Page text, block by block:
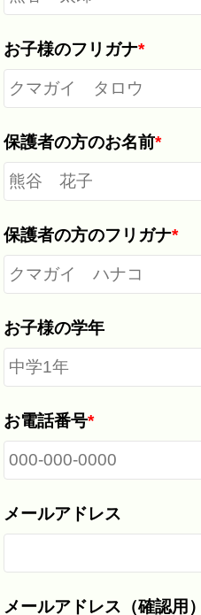
お子様のフリガナ*
保護者の方のお名前*
保護者の方のフリガナ*
お子様の学年
お電話番号*
メールアドレス
メールアドレス（確認用）